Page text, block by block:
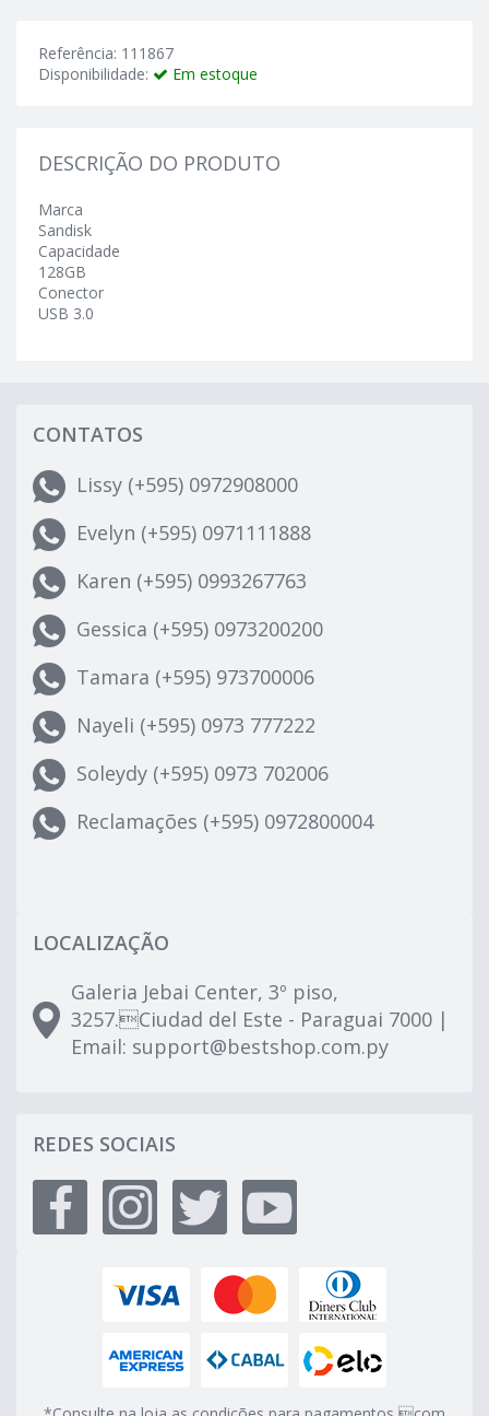
Referência: 111867
Disponibilidade:
Em estoque
DESCRIÇÃO DO PRODUTO
Marca
Sandisk
Capacidade
128GB
Conector
USB 3.0
CONTATOS
Lissy (+595) 0972908000
Evelyn (+595) 0971111888
Karen (+595) 0993267763
Gessica (+595) 0973200200
Tamara (+595) 973700006
Nayeli (+595) 0973 777222
Soleydy (+595) 0973 702006
Reclamações (+595) 0972800004
LOCALIZAÇÃO
Galeria Jebai Center, 3º piso,
3257.Ciudad del Este - Paraguai 7000 |
Email: support@bestshop.com.py
REDES SOCIAIS